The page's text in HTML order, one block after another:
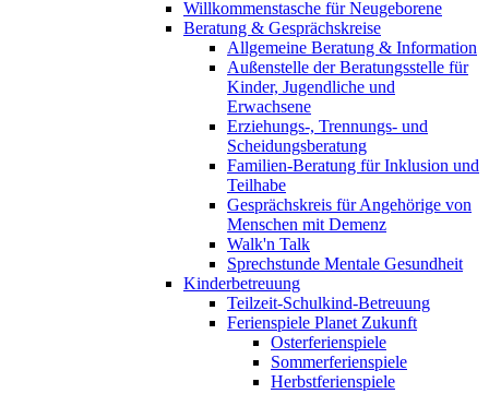
Willkommenstasche für Neugeborene
Beratung & Gesprächskreise
Allgemeine Beratung & Information
Außenstelle der Beratungsstelle für
Kinder, Jugendliche und
Erwachsene
Erziehungs-, Trennungs- und
Scheidungsberatung
Familien-Beratung für Inklusion und
Teilhabe
Gesprächskreis für Angehörige von
Menschen mit Demenz
Walk'n Talk
Sprechstunde Mentale Gesundheit
Kinderbetreuung
Teilzeit-Schulkind-Betreuung
Ferienspiele Planet Zukunft
Osterferienspiele
Sommerferienspiele
Herbstferienspiele